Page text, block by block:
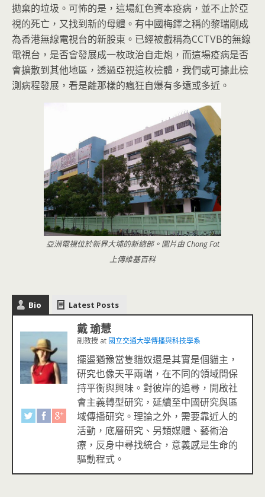
拋棄的垃圾。 可怖的是，這場紅色資本疫病，並不止於亞
視的死亡， 又找到新的母體。有中國梅鐸之稱的黎瑞剛成
為香港無線電視台的新股東。已經被戲稱為CCTVB的無線
電視台， 是否會發展成一枚政治自走炮，而這場疫病是否
會擴散到其他地區， 透過亞視這枚檢體，我們或可據此檢
測病程發展， 看是離那樣的瘋狂自爆有多遠或多近。
亞洲電視位於新界大埔的新總部。圖片由 Chong Fat
上傳維基百科
Bio Latest Posts
戴 瑜慧
副教授 at 國立交通大學傳播與科技學系
擺盪猶豫當隻貓奴還是其實是個貓主，
研究也像天平兩端，在不同的領域間保
持平衡與興味。對彼岸的追尋，開啟社
會主義轉型研究，延續至中國研究與區
域傳播研究。理論之外，需要靠近人的
活動，底層研究、另類媒體、藝術治
療，反身中尋找統合，意義感是生命的
驅動程式。